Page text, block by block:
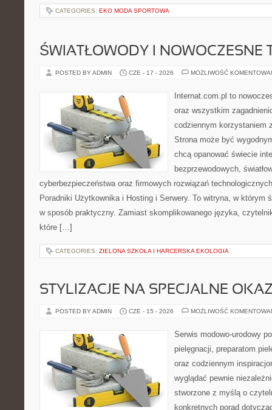
CATEGORIES: EKO MODA SPORTOWA
ŚWIATŁOWODY I NOWOCZESNE
POSTED BY ADMIN CZE - 17 - 2026 MOŻLIWOŚĆ
Internat.com.pl to
oraz wszystkim
codziennym korzystaniem
Strona może być
chcą opanować świecie
bezprzewodowych,
cyberbezpieczeństwa oraz firmowych rozwiązań
Poradniki Użytkownika i Hosting i Serwery. To witryna, w którym
w sposób praktyczny. Zamiast skomplikowanego języka,
które […]
CATEGORIES: ZIELONA SZKOŁA I HARCERSKA EKOLOGIA
STYLIZACJE NA SPECJALNE
POSTED BY ADMIN CZE - 15 - 2026 MOŻLIWOŚĆ
Serwis modowo-urodowy
pielęgnacji, preparatom
oraz codziennym
wyglądać pewnie
stworzone z myślą o
konkretnych porad